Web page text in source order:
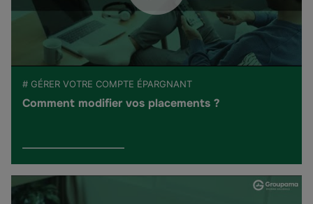
# GÉRER VOTRE COMPTE ÉPARGNANT
Comment modifier vos placements ?